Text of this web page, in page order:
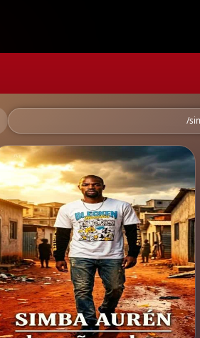
de
Plus AO -
/